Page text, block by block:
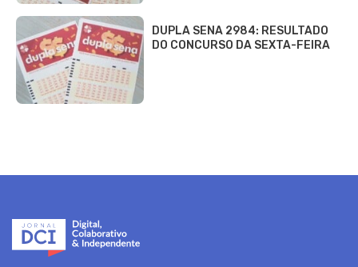
DUPLA SENA 2984: RESULTADO
DO CONCURSO DA SEXTA-FEIRA